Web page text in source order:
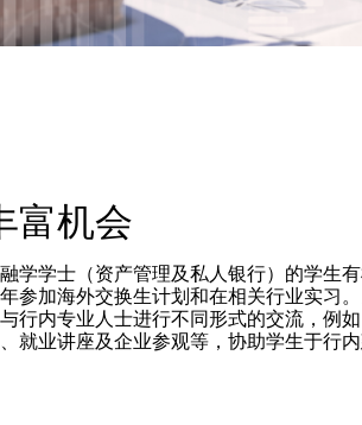
富机会
学学士（资产管理及私人银行）的学生
参加海外交换生计划和在相关行业实习
行内专业人士进行不同形式的交流，例
就业讲座及企业参观等，协助学生于行内